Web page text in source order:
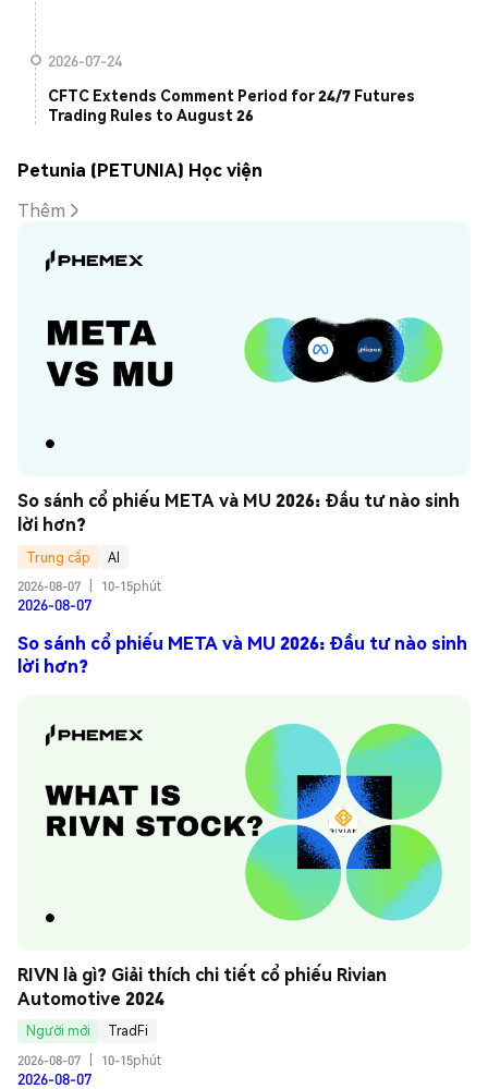
2026-07-24
CFTC Extends Comment Period for 24/7 Futures
Trading Rules to August 26
Petunia (PETUNIA) Học viện
Thêm
So sánh cổ phiếu META và MU 2026: Đầu tư nào sinh
lời hơn?
Trung cấp
AI
2026-08-07
10-15phút
2026-08-07
So sánh cổ phiếu META và MU 2026: Đầu tư nào sinh
lời hơn?
RIVN là gì? Giải thích chi tiết cổ phiếu Rivian
Automotive 2024
Người mới
TradFi
2026-08-07
10-15phút
2026-08-07